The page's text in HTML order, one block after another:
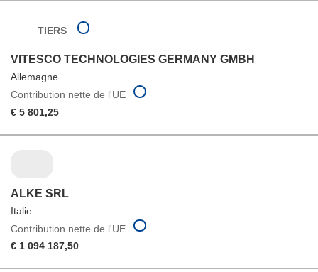
TIERS
VITESCO TECHNOLOGIES GERMANY GMBH
Allemagne
Contribution nette de l'UE
€ 5 801,25
ALKE SRL
Italie
Contribution nette de l'UE
€ 1 094 187,50